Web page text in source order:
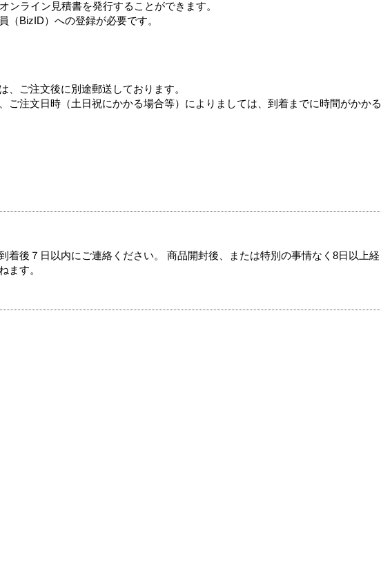
ンライン見積書を発行することができます。
BizID）への登録が必要です。
、ご注文後に別途郵送しております。
ご注文日時（土日祝にかかる場合等）によりましては、到着までに時間がかかる
着後７日以内にご連絡ください。 商品開封後、または特別の事情なく8日以上経
ます。